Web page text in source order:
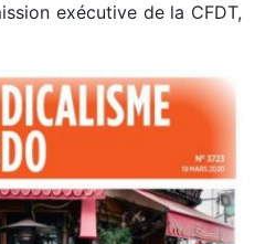
exécutive de la CFDT,